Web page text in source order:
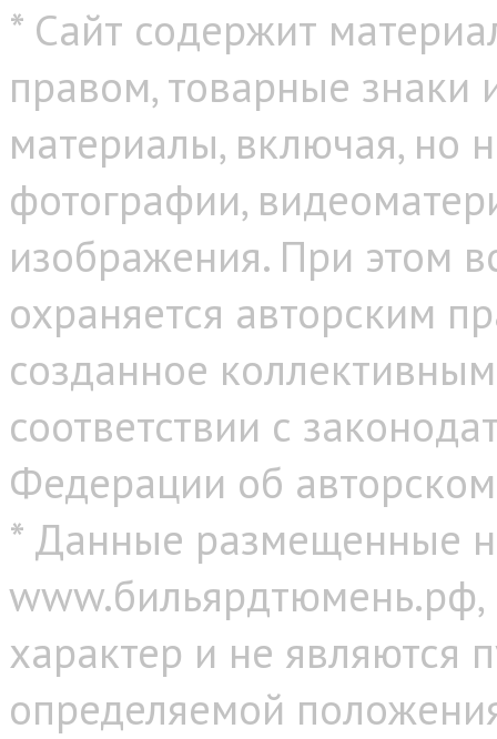
* Сайт содержит
правом, товарные
материалы, включая, но
фотографии,
изображения. При этом
охраняется авторским
созданное
соответствии с
Федерации об
* Данные размещенные
характер и не являются
определяемой